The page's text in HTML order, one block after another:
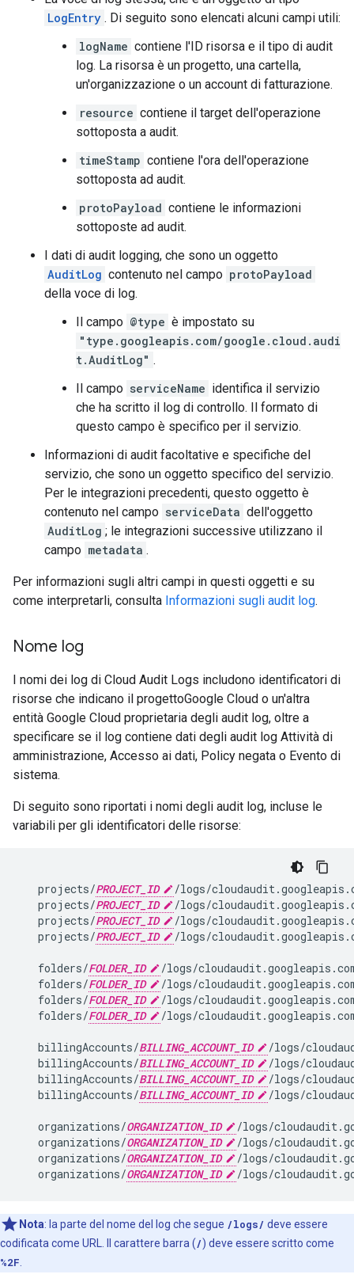
LogEntry . Di seguito sono elencati alcuni campi utili:
logName contiene l'ID risorsa e il tipo di audit
log. La risorsa è un progetto, una cartella,
un'organizzazione o un account di fatturazione.
resource contiene il target dell'operazione
sottoposta a audit.
timeStamp contiene l'ora dell'operazione
sottoposta ad audit.
protoPayload contiene le informazioni
sottoposte ad audit.
I dati di audit logging, che sono un oggetto
AuditLog contenuto nel campo protoPayload
della voce di log.
Il campo @type è impostato su
"type.googleapis.com/google.cloud.audi
t.AuditLog" .
Il campo serviceName identifica il servizio
che ha scritto il log di controllo. Il formato di
questo campo è specifico per il servizio.
Informazioni di audit facoltative e specifiche del
servizio, che sono un oggetto specifico del servizio.
Per le integrazioni precedenti, questo oggetto è
contenuto nel campo serviceData dell'oggetto
AuditLog ; le integrazioni successive utilizzano il
campo metadata .
Per informazioni sugli altri campi in questi oggetti e su
come interpretarli, consulta Informazioni sugli audit log.
Nome log
I nomi dei log di Cloud Audit Logs includono identificatori di
risorse che indicano il progettoGoogle Cloud o un'altra
entità Google Cloud proprietaria degli audit log, oltre a
specificare se il log contiene dati degli audit log Attività di
amministrazione, Accesso ai dati, Policy negata o Evento di
sistema.
Di seguito sono riportati i nomi degli audit log, incluse le
variabili per gli identificatori delle risorse:
   projects/
PROJECT_ID
/logs/
   projects/
PROJECT_ID
/logs/
   projects/
PROJECT_ID
/logs/
   projects/
PROJECT_ID /logs/
   folders/
FOLDER_ID
/logs/
   folders/
FOLDER_ID
/logs/
   folders/
FOLDER_ID
/logs/
   folders/
FOLDER_ID /logs/
   billingAccounts/
BILLING_ACCOUNT_ID
/logs/
   billingAccounts/
BILLING_ACCOUNT_ID
/logs/
   billingAccounts/
BILLING_ACCOUNT_ID
/logs/
   billingAccounts/
BILLING_ACCOUNT_ID /logs/
   organizations/
ORGANIZATION_ID
/logs/
   organizations/
ORGANIZATION_ID
/logs/
   organizations/
ORGANIZATION_ID
/logs/
   organizations/
ORGANIZATION_ID
Nota: la parte del nome del log che segue /logs/ deve essere
codificata come URL. Il carattere barra (/) deve essere scritto come
%2F